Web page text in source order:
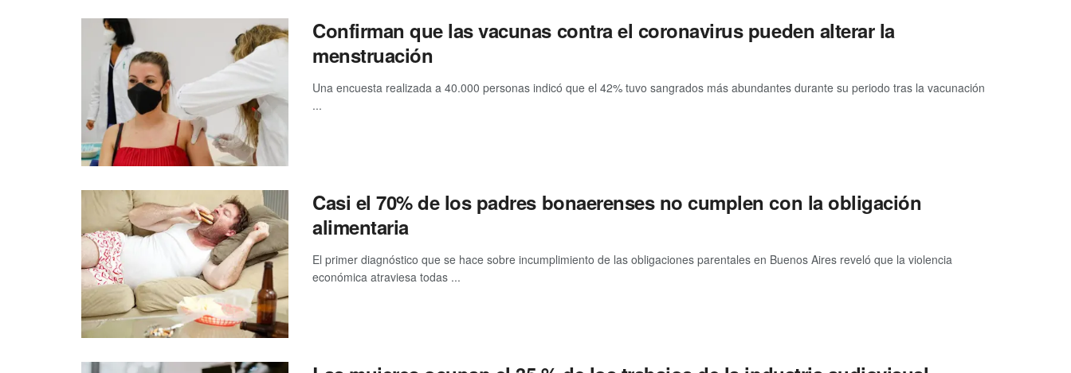
Confirman que las vacunas contra el coronavirus pueden alterar la
menstruación
Una encuesta realizada a 40.000 personas indicó que el 42% tuvo sangrados más abundantes durante su periodo tras la vacunación
...
Casi el 70% de los padres bonaerenses no cumplen con la obligación
alimentaria
El primer diagnóstico que se hace sobre incumplimiento de las obligaciones parentales en Buenos Aires reveló que la violencia
económica atraviesa todas ...